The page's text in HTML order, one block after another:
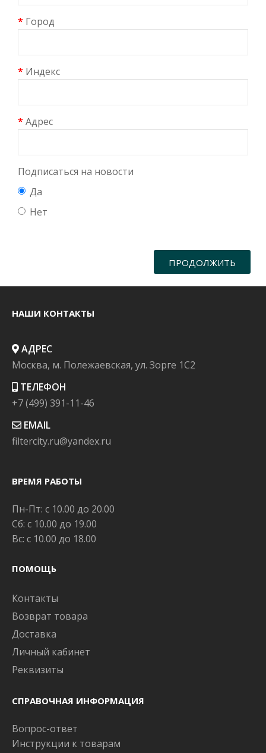
Город
Индекс
Адрес
Подписаться на новости
Да
Нет
ПРОДОЛЖИТЬ
НАШИ КОНТАКТЫ
АДРЕС
Москва, м. Полежаевская, ул. Зорге 1C2
ТЕЛЕФОН
+7 (499) 391-11-46
EMAIL
filtercity.ru@yandex.ru
ВРЕМЯ РАБОТЫ
Пн-Пт: с 10.00 до 20.00
Сб: с 10.00 до 19.00
Вс: с 10.00 до 18.00
ПОМОЩЬ
Контакты
Возврат товара
Доставка
Личный кабинет
Реквизиты
СПРАВОЧНАЯ ИНФОРМАЦИЯ
Вопрос-ответ
Инструкции к товарам